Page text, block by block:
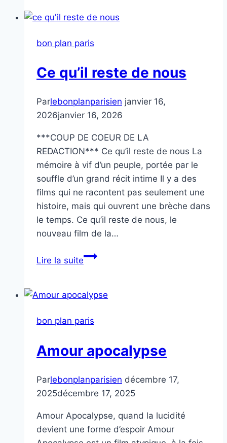
bon plan paris
Ce qu’il reste de nous
Parlebonplanparisien janvier 16,
2026janvier 16, 2026
***COUP DE COEUR DE LA
REDACTION*** Ce qu’il reste de nous La
mémoire à vif d’un peuple, portée par le
souffle d’un grand récit intime Il y a des
films qui ne racontent pas seulement une
histoire, mais qui ouvrent une brèche dans
le temps. Ce qu’il reste de nous, le
nouveau film de la…
Lire la suiteCe
de
bon plan paris
Amour apocalypse
Parlebonplanparisien décembre 17,
2025décembre 17, 2025
Amour Apocalypse, quand la lucidité
devient une forme d’espoir Amour